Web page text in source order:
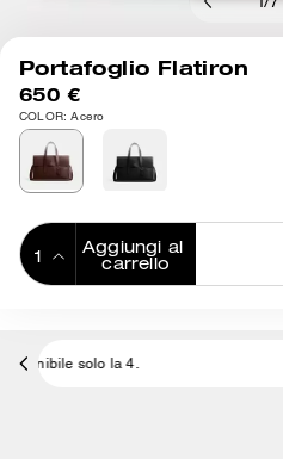
/ 7
Portafoglio Flatiron
650 €
COLOR: Acero
Aggiungi al
carrello